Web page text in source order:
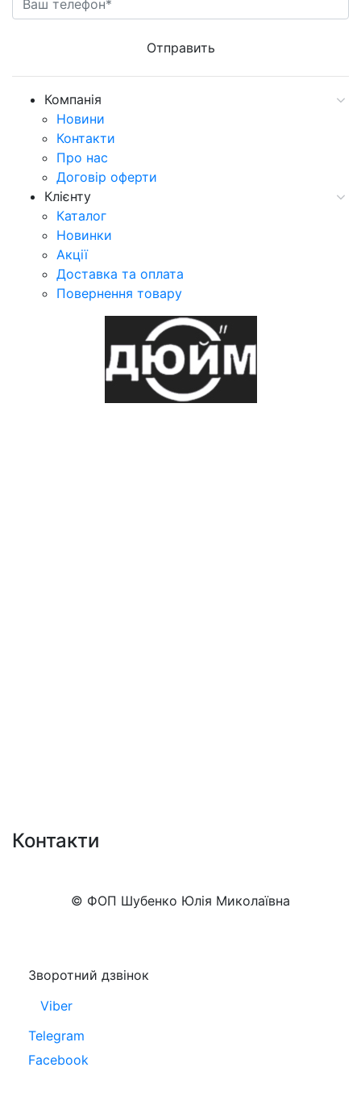
Компанія
Новини
Контакти
Про нас
Договір оферти
Клієнту
Каталог
Новинки
Акції
Доставка та оплата
Повернення товару
Контакти
© ФОП Шубенко Юлія Миколаївна
Зворотний дзвінок
Viber
Telegram
Facebook